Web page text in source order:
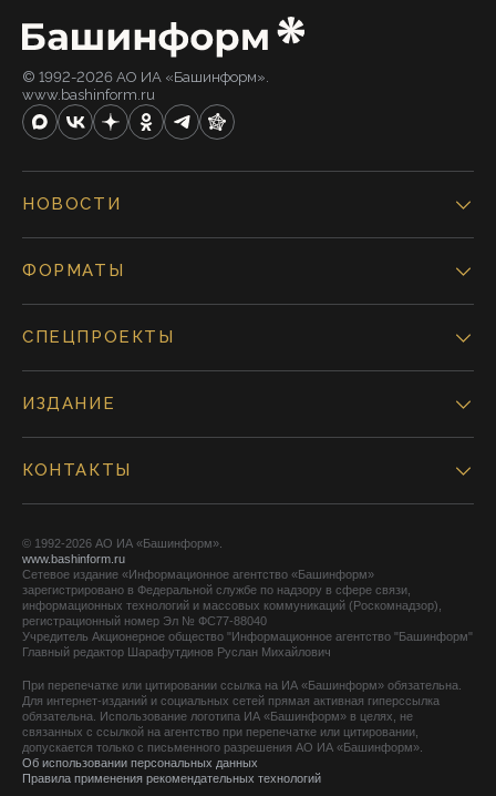
© 1992-2026 АО ИА «Башинформ».
www.bashinform.ru
НОВОСТИ
ФОРМАТЫ
СПЕЦПРОЕКТЫ
ИЗДАНИЕ
КОНТАКТЫ
© 1992-2026 АО ИА «Башинформ».
www.bashinform.ru
Сетевое издание «Информационное агентство «Башинформ»
зарегистрировано в Федеральной службе по надзору в сфере связи,
информационных технологий и массовых коммуникаций (Роскомнадзор),
регистрационный номер Эл № ФС77-88040
Учредитель Акционерное общество "Информационное агентство "Башинформ"
Главный редактор Шарафутдинов Руслан Михайлович
При перепечатке или цитировании ссылка на ИА «Башинформ» обязательна.
Для интернет-изданий и социальных сетей прямая активная гиперссылка
обязательна. Использование логотипа ИА «Башинформ» в целях, не
связанных с ссылкой на агентство при перепечатке или цитировании,
допускается только с письменного разрешения АО ИА «Башинформ».
Об использовании персональных данных
Правила применения рекомендательных технологий